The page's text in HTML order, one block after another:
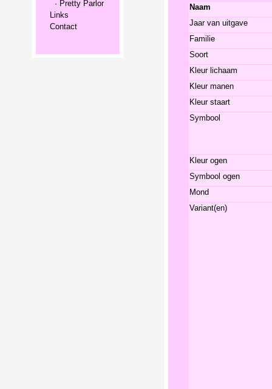
· Pretty Parlor
Links
Contact
Naam
Jaar van uitgave
Familie
Soort
Kleur lichaam
Kleur manen
Kleur staart
Symbool
Kleur ogen
Symbool ogen
Mond
Variant(en)